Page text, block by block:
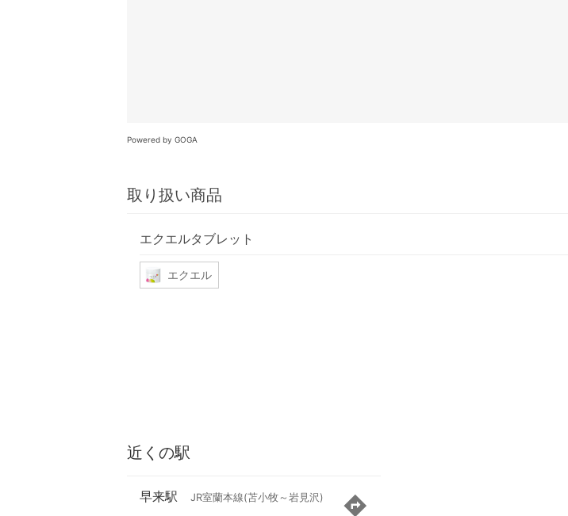
Powered by GOGA
取り扱い商品
エクエルタブレット
エクエル
近くの駅
早来駅 JR室蘭本線(苫小牧～岩見沢)